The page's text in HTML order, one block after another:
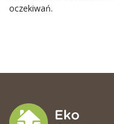
oczekiwań.